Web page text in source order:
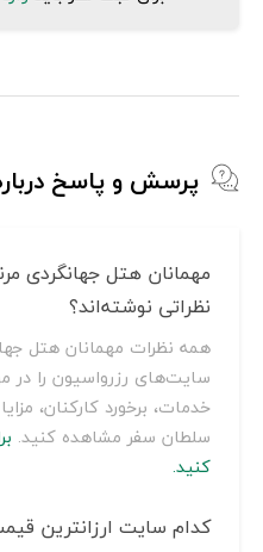
پرسش و پاسخ
مهمانان هتل جهانگردی
نظراتی نوشته‌اند؟
همه نظرات مهمانان هتل
سایت‌های رزرواسیون را در
خدمات، برخورد کارکنان،
سلطان سفر مشاهده کنید.
کنید.
کدام سایت ارزانترین